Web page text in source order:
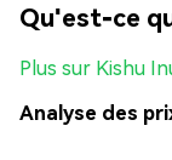
Qu'est-ce
Plus sur Kishu
Analyse des